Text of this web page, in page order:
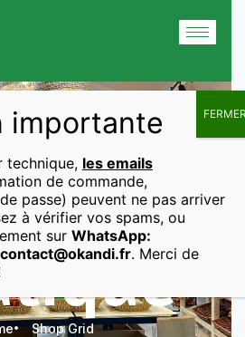
Shop Grid
importante
technique, les emails
de commande,
passe) peuvent ne pas arriver
à vérifier vos spams, ou
sur WhatsApp:
contact@okandi.fr. Merci de